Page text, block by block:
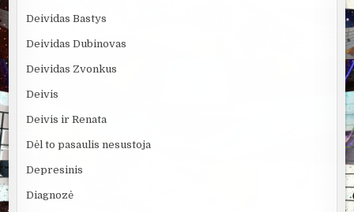
Deividas Bastys
Deividas Dubinovas
Deividas Zvonkus
Deivis
Deivis ir Renata
Dėl to pasaulis nesustoja
Depresinis
Diagnozė